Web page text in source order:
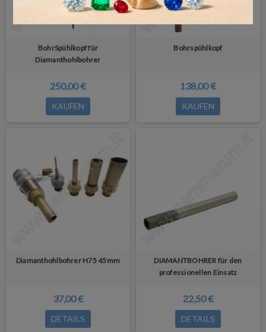
BohrSpühlkopf für
Diamanthohlbohrer
250,00 €
KAUFEN
Bohrspühlkopf
138,00 €
KAUFEN
Diamanthohlbohrer H75 45mm
37,00 €
DETAILS
DIAMANTBOHRER für den
professionellen Einsatz
22,50 €
DETAILS